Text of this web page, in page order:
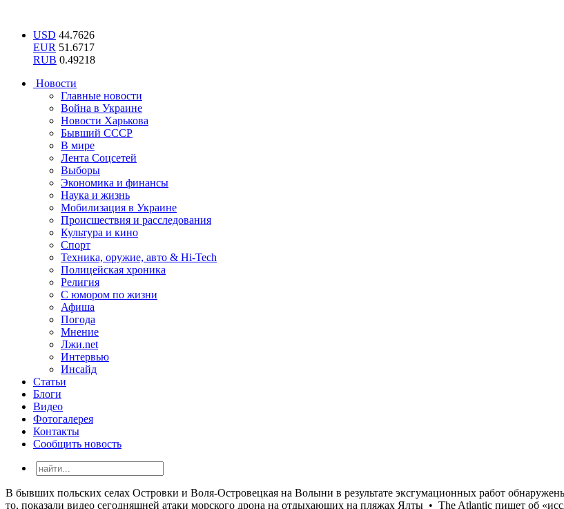
USD 44.7626
EUR 51.6717
RUB 0.49218
Новости
Главные новости
Война в Украине
Новости Харькова
Бывший СССР
В мире
Лента Соцсетей
Выборы
Экономика и финансы
Наука и жизнь
Мобилизация в Украине
Происшествия и расследования
Культура и кино
Спорт
Техника, оружие, авто & Hi-Tech
Полицейская хроника
Религия
С юмором по жизни
Афиша
Погода
Мнение
Лжи.net
Интервью
Инсайд
Статьи
Блоги
Видео
Фотогалерея
Контакты
Сообщить новость
В бывших польских селах Островки и Воля-Островецкая на Волыни в результате эксгумационных работ обнаружены останки 55 жертв Волынской резни, в том числе 26 детей • ГУР, зачем-то, показали видео сегодняшней атаки морского дрона на отдыхающих на пляжах Ялты • The Atlantic пишет об «иссякании импульса» в поддержку Украины в США, который проявился в предыдущие месяцы на фоне усиления ударов по РФ и потепления в отношениях Зеленского и Трампа • "Ну и на***й оно надо защищать вас?" Мать украинского военного во Львовской области избили и выгнали из автобуса за русский язык • У Зеленского обострились отношения с Залужным • В случае президентских выборов Зеленский во втором туре проиграл бы всем основным конкурентам • Командир артиллерийского дивизиона одной из воинских частей, выполняющей боевые задачи на Харьковском направлении торговал тротилом • Турция, Саудовская Аравия и Пакистан создали военный союз • В Харькове тарифы на водоснабжение будут повышены в 3,5 раза • «Эту х@рню нужно заканчивать…»: Нардеп Гончаренко рассказал о штрафе за использование русского языка для известного украинского тренера • В бывших польских селах Островки и Воля-Островецкая на Волыни в результате эксгумационных работ обнаружены останки 55 жертв Волынской резни, в том числе 26 детей • ГУР, зачем-то, показали видео сегодняшней атаки морского дрона на отдыхающих на пляжах Ялты • The Atlantic пишет об «иссякании импульса» в поддержку Украины в США, который проявился в предыдущие месяцы на фоне усиления ударов по РФ и потепления в отношениях Зеленского и Трампа • "Ну и на***й оно надо защищать вас?" Мать украинского военного во Львовской области избили и выгнали из автобуса за русский язык • У Зеленского обострились отношения с Залужным • В случае президентских выборов Зеленский во втором туре проиграл бы всем основным конкурентам • Командир артиллерийского дивизиона одной из воинских частей, выполняющей боевые задачи на Харьковском направлении торговал тротилом • Турция, Саудовская Аравия и Пакистан создали военный союз • В Харькове тарифы на водоснабжение будут повышены в 3,5 раза • «Эту х@рню нужно заканчивать…»: Нардеп Гончаренко рассказал о штрафе за использование русского языка для известного украинского тренера • В бывших польских селах Островки и Воля-Островецкая на Волыни в результате эксгумационных работ обнаружены останки 55 жертв Волынской резни, в том числе 26 детей • ГУР, зачем-то, показали видео сегодняшней атаки морского дрона на отдыхающих на пляжах Ялты • The Atlantic пишет об «иссякании импульса» в поддержку Украины в США, который проявился в предыдущие месяцы на фоне усиления ударов по РФ и потепления в отношениях Зеленского и Трампа • "Ну и на***й оно надо защищать вас?" Мать украинского военного во Львовской области избили и выгнали из автобуса за русский язык • У Зеленского обострились отношения с Залужным • В случае президентских выборов Зеленский во втором туре проиграл бы всем основным конкурентам • Командир артиллерийского дивизиона одной из воинских частей, выполняющей боевые задачи на Харьковском направлении торговал тротилом • Турция, Саудовская Аравия и Пакистан создали военный союз • В Харькове тарифы на водоснабжение будут повышены в 3,5 раза • «Эту х@рню нужно заканчивать…»: Нардеп Гончаренко рассказал о штрафе за использование русского языка для известного украинского тренера • В бывших польских селах Островки и Воля-Островецкая на Волыни в результате эксгумационных работ обнаружены останки 55 жертв Волынской резни, в том числе 26 детей • ГУР, зачем-то, показали видео сегодняшней атаки морского дрона на отдыхающих на пляжах Ялты • The Atlantic пишет об «иссякании импульса» в поддержку Украины в США, который проявился в предыдущие месяцы на фоне усиления ударов по РФ и потепления в отношениях Зеленского и Трампа • "Ну и на***й оно надо защищать вас?" Мать украинского военного во Львовской области избили и выгнали из автобуса за русский язык • У Зеленского обострились отношения с Залужным • В случае президентских выборов Зеленский во втором туре проиграл бы всем основным конкурентам • Командир артиллерийского дивизиона одной из воинских частей, выполняющей боевые задачи на Харьковском направлении торговал тротилом • Турция, Саудовская Аравия и Пакистан создали военный союз • В Харькове тарифы на водоснабжение будут повышены в 3,5 раза • «Эту х@рню нужно заканчивать…»: Нардеп Гончаренко рассказал о штрафе за использование русского языка для известного украинского тренера • В бывших польских селах Островки и Воля-Островецкая на Волыни в результате эксгумационных работ обнаружены останки 55 жертв Волынской резни, в том числе 26 детей • ГУР, зачем-то, показали видео сегодняшней атаки морского дрона на отдыхающих на пляжах Ялты • The Atlantic пишет об «иссякании импульса» в поддержку Украины в США, который проявился в предыдущие месяцы на фоне усиления ударов по РФ и потепления в отношениях Зеленского и Трампа • "Ну и на***й оно надо защищать вас?" Мать украинского военного во Львовской области избили и выгнали из автобуса за русский язык • У Зеленского обострились отношения с Залужным • В случае президентских выборов Зеленский во втором туре проиграл бы всем основным конкурентам • Командир артиллерийского дивизиона одной из воинских частей, выполняющей боевые задачи на Харьковском направлении торговал тротилом • Турция, Саудовская Аравия и Пакистан создали военный союз • В Харькове тарифы на водоснабжение будут повышены в 3,5 раза • «Эту х@рню нужно заканчивать…»: Нардеп Гончаренко рассказал о штрафе за использование русского языка для известного украинского тренера • В бывших польских селах Островки и Воля-Островецкая на Волыни в результате эксгумационных работ обнаружены останки 55 жертв Волынской резни, в том числе 26 детей • ГУР, зачем-то, показали видео сегодняшней атаки морского дрона на отдыхающих на пляжах Ялты • The Atlantic пишет об «иссякании импульса» в поддержку Украины в США, который проявился в предыдущие месяцы на фоне